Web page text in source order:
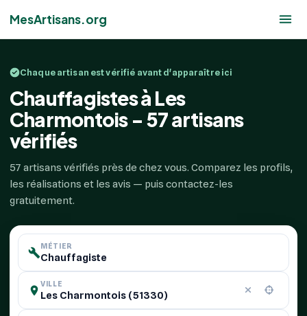
MesArtisans.org
Chaque artisan est vérifié avant d'apparaître ici
Chauffagistes à Les
Charmontois - 57 artisans
vérifiés
57 artisans vérifiés près de chez vous. Comparez les profils,
les réalisations et les avis — puis contactez-les
gratuitement.
MÉTIER
VILLE